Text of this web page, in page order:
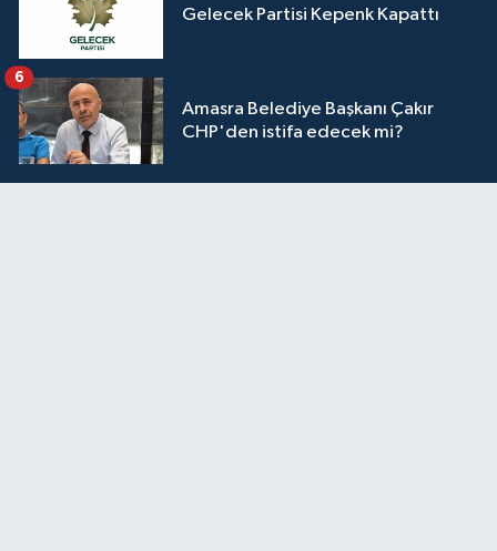
Gelecek Partisi Kepenk Kapattı
Amasra Belediye Başkanı Çakır
CHP'den istifa edecek mi?
6